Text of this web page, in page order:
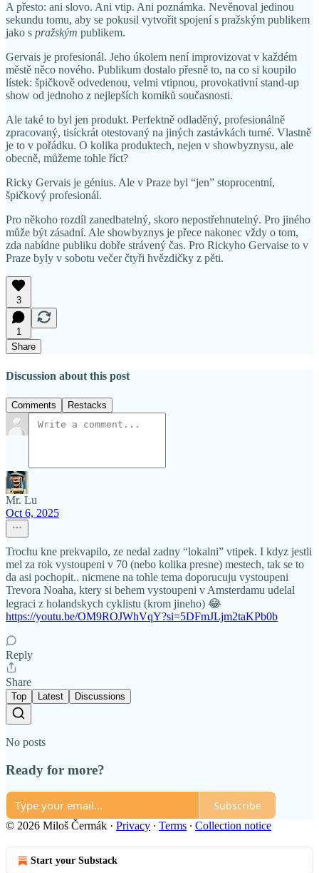
A přesto: ani slovo. Ani vtip. Ani poznámka. Nevěnoval jedinou
sekundu tomu, aby se pokusil vytvořit spojení s pražským publikem
jako s pražským publikem.
Gervais je profesionál. Jeho úkolem není improvizovat v každém
městě něco nového. Publikum dostalo přesně to, na co si koupilo
lístek: špičkově odvedenou, velmi vtipnou, provokativní stand-up
show od jednoho z nejlepších komiků současnosti.
Ale také to byl jen produkt. Perfektně odladěný, profesionálně
zpracovaný, tisíckrát otestovaný na jiných zastávkách turné. Vlastně
je to v pořádku. O kolika produktech, nejen v showbyznysu, ale
obecně, můžeme tohle říct?
Ricky Gervais je génius. Ale v Praze byl “jen” stoprocentní,
špičkový profesionál.
Pro někoho rozdíl zanedbatelný, skoro nepostřehnutelný. Pro jiného
může být zásadní. Ale showbyznys je přece nakonec vždy o tom,
zda nabídne publiku dobře strávený čas. Pro Rickyho Gervaise to v
Praze byly v sobotu večer čtyři hvězdičky z pěti.
3
1
Share
Discussion about this post
Comments Restacks
Mr. Lu
Oct 6, 2025
Trochu kne prekvapilo, ze nedal zadny “lokalni” vtipek. I kdyz jestli
mel za rok vystoupeni v 70 (nebo kolika presne) mestech, tak se to
da asi pochopit.. nicmene na tohle tema doporucuju vystoupeni
Trevora Noaha, ktery si behem vystoupeni v Amsterdamu udelal
legraci z holandskych cyklistu (krom jineho) 😂
https://youtu.be/OM9ROJWhVqY?si=5DFmJLjm2taKPb0b
Reply
Share
Top Latest Discussions
No posts
Ready for more?
Subscribe
© 2026 Miloš Čermák · Privacy ∙ Terms ∙ Collection notice
Start your Substack